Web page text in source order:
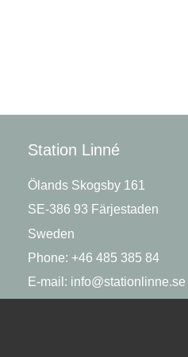
Station Linné
Ölands Skogsby 161
SE-386 93 Färjestaden
Sweden
Phone: +46 485 385 84
E-mail: info@stationlinne.se